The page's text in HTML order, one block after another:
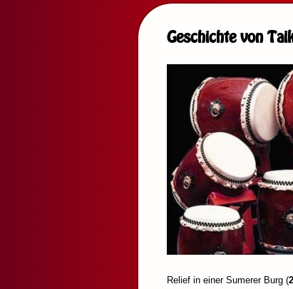
Geschichte von
Relief in einer Sumerer Burg (